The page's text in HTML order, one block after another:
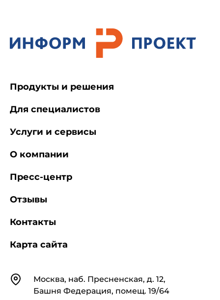
КонтактыМосква, наб. Пресненская, д. 12,
Башня Федерация, помещ. 19/64
Продукты и решения
Для специалистов
Услуги и сервисы
О компании
Пресс-центр
Отзывы
Контакты
Карта сайта